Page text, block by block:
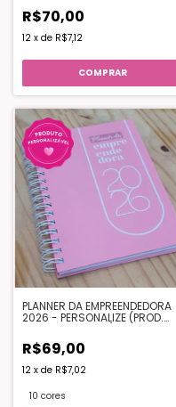
R$70,00
12 x de R$7,12
COMPRAR
PLANNER DA EMPREENDEDORA
2026 - PERSONALIZE (PROD.
R$69,00
12 x de R$7,02
10 cores